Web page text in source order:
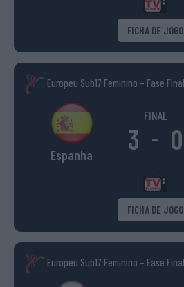
FICHA DE JOGO
Europeu Sub17 Feminino – Fase Final
Espanha
FINAL
3 - 0
FICHA DE JOGO
Europeu Sub17 Feminino – Fase Final